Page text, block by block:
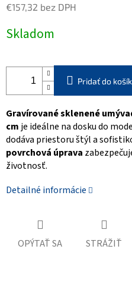
€157,32 bez DPH
cena:
Skladom
Pridať do
Gravírované sklenené
cm je ideálne na dosku do
dodáva priestoru štýl a
povrchová úprava
životnosť.
Detailné informácie
OPÝTAŤ SA STRÁŽIŤ